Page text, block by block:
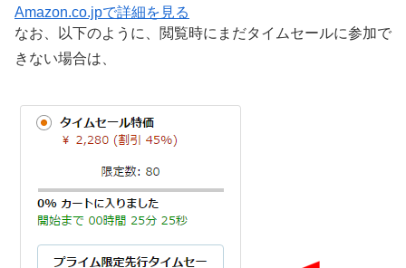
Amazon.co.jpで詳細を見る
なお、以下のように、閲覧時にまだタイムセールに参加で
きない場合は、